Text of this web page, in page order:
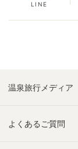
LINE
温泉旅行メディア
よくあるご質問